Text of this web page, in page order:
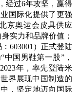
经过6年攻坚，赢得
国际化提供了更强
京奥运会皮具供应
实力和品牌价值；
603001）正式登陆
国男鞋第一股”，
年，率先登陆米
界展现中国制造的
，坚定地迈向国际